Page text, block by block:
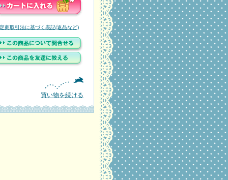
商取引法に基づく表記(返品など)
買い物を続ける